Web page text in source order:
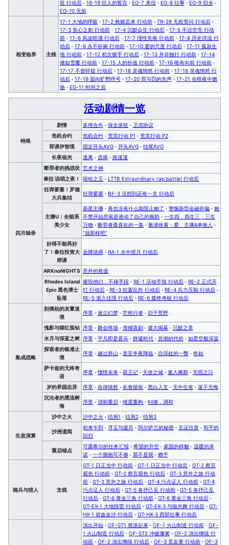
驻 行动后 · 16-19 狂人的誓言 · EG-7 来信 · EG-8 往事 · EG-9 归乡 ·
EG-10 无前
相变临界 主线
17-1 大地的呼吸 · 17-2 救赎迟来 行动前 · TR-28 无权责问 行动后 ·
17-3 良心之刺 行动前 · 17-4 沉默众生 行动后 · 17-5 不过空壳 行动
前 · 17-6 风波暗涌 行动后 · 17-7 理性失衡 行动前 · 17-8 历史洪流 行
动后 · 17-9 永不祈祷 行动前 · 17-10 爱的尺度 行动后 · 17-11 孤寂生
地 行动前 · 17-12 初次握手 行动后 · 17-13 并非独行 行动前 · 17-14
难如雪覆 行动前 · 17-15 人的价值 行动前 · 17-16 唯有向前 行动前 ·
17-17 不曾怀疑 行动后 · 17-18 灵魂悄然 行动前 · 17-18 灵魂悄然 行
动后 · 17-19 面向旷野呼号 · 17-20 罪与罚的先声 · 17-21 在暗夜中燃
烧 · EG-11 时间之后
活动剧情一览
特殊
剧情 多维合作 · 保全派驻 · 卫戍协议
危机合约
危机合约 · 荒芜行动 P1 · 荒芜行动 P2
荷谟伊智境
固定开头AVG · 开头AVG · 结尾AVG
长夜临光
逃离 · 选择 · 路漫漫
四月辑录
断罪者的挑战状 艺术之神
泰拉 说唱之夜！
嘻哈之王 · LTTB Extraordinary rap battle! 行动后
狂弹要塞！罗德
大兵集结
狂弹要塞 · BF-3 没想到还有一关 行动后
主播U：全能系
美少女
新星主播 · 再也没有什么能阻止她了 · 警惕新型金融诈骗 · 她
不禁开始思索是谁动了自己的瘤奶 · 一生四，四生三，三生
万物 · 断罪者最喜欢的一集 · 敬请收看：爱、主播&单推人 ·
“就那样吧”
好得不能再好
了！泰拉投资大
师课
金牌讲师 · IM-1 水中捞月 行动后
ARKnoNIGHTS 意外的救援
Rhodes Island
Epic 黑色博士
坠落
摧毁他们，不择手段 · RE-1 活动手指 行动后 · RE-2 正式开
打 行动后 · RE-3 狂轰乱炸 行动后 · RE-4 兵力压制 行动后 ·
RE-5 渐入佳境 行动后 · RE-6 最终考核 行动后
集成战略
刻俄柏的灰蕈迷
境
序章 · 迷尘幻梦 · 茫然行者 · 归于荒野
傀影与猩红孤钻 序章 · 舞会终场 · 滑稽喜剧 · 盛大揭幕 · 沉默之章
水月与深蓝之树 序章 · 平凡即是喜乐 · 静谧时代 · 息潮的代价 · 如星空般深蓝
探索者的银凇止
境
序章 · 越过群山 · 直至冬夜降临 · 自深处的一瞥 · 终始
萨卡兹的无终奇
语
序章 · 憧憬未来 · 双王记 · 天使之城 · 遁入阇那 · 无瑕之日
岁的界园志异 序章 · 依律镇抚 · 长卷留痕 · 黑白入玄 · 无中生有 · 落子无悔
沉沦者的黑流树
海
序章 · 强制重启 · 维度重构 · 纠缠，调和
生息演算
沙中之火 沙中之火 · 结局1 · 结局2 · 结局3
沙洲遗闻
初来乍到 · 寻宝与援兵 · 阿尔萨兰的秘密 · 见证往昔 · 和平的
回归
重启锚点
可露希尔的任务汇报 · 希望的升空 · 家园的样貌 · 温暖的承
诺 · 一个拥抱可不够 · 那不是我 · 赠予
骑兵与猎人 支线
GT-1 日正当中 行动前 · GT-1 日正当中 行动后 · GT-2 察言
观色 行动前 · GT-2 察言观色 行动后 · GT-3 意外之旅 行动
前 · GT-3 意外之旅 行动后 · GT-4 污点证人 行动前 · GT-4
污点证人 行动后 · GT-5 各抒己见 行动前 · GT-5 各抒己见
行动后 · GT-6 黄金三角 行动前 · GT-6 黄金三角 行动后 ·
GT-EX-1 大地惊雷 行动后 · GT-EX-3 与狼共舞 行动后 · GT-
HX-1 碧血金沙 行动后 · GT-HX-3 西部往事 行动后
演出开始 · OF-ST1 摇滚起来 · OF-1 火山制造 行动前 · OF-
1 火山制造 行动后 · OF-ST2 冲破藩篱 · OF-2 演出继续 行
动前 · OF-2 演出继续 行动后 · OF-3 竞走赛 行动前 · OF-3